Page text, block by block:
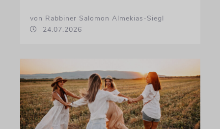
von Rabbiner Salomon Almekias-Siegl
24.07.2026